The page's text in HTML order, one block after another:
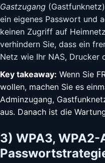
Gastzugang
ein eigenes Passwort und
keinen Zugriff auf
verhindern Sie, dass ein
Netz wie Ihr NAS, Drucker
Key takeaway: Wenn Sie
wollen, machen Sie es
Adminzugang,
aus. Danach ist die
3) WPA3, WPA2-